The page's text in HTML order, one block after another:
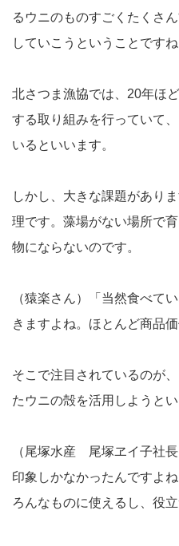
るウニのものすごくたくさ
していこうということですね
北さつま漁協では、20年ほ
する取り組みを行っていて
いるといいます。
しかし、大きな課題があり
理です。藻場がない場所で
物にならないのです。
（猿楽さん）「当然食べて
きますよね。ほとんど商品価
そこで注目されているのが
たウニの殻を活用しようとい
（尾塚水産 尾塚ヱイ子社
印象しかなかったんですよ
ろんなものに使えるし、役立